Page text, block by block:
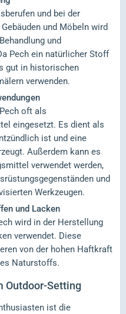
und bei der
und Möbeln wird
und
Pech ein natürlicher Stoff
gut in historischen
verwenden.
oft als
eingesetzt. Es dient als
ist und eine
Außerdem kann es
verwendet werden,
und
Werkzeugen.
und Lacken
wird in der Herstellung
verwendet. Diese
von der hohen Haftkraft
Naturstoffs.
Outdoor-Setting
ist die